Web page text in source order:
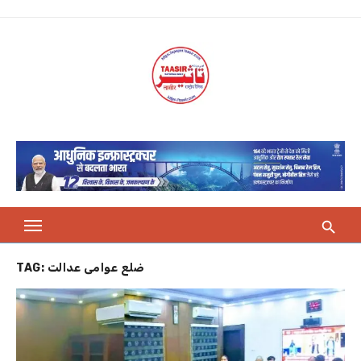
TAG: ضلع عوامی عدالت